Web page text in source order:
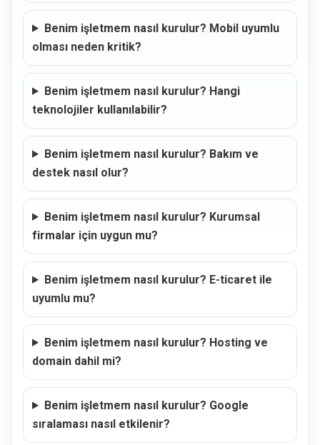
Benim işletmem nasıl kurulur? Mobil uyumlu
olması neden kritik?
Benim işletmem nasıl kurulur? Hangi
teknolojiler kullanılabilir?
Benim işletmem nasıl kurulur? Bakım ve
destek nasıl olur?
Benim işletmem nasıl kurulur? Kurumsal
firmalar için uygun mu?
Benim işletmem nasıl kurulur? E-ticaret ile
uyumlu mu?
Benim işletmem nasıl kurulur? Hosting ve
domain dahil mi?
Benim işletmem nasıl kurulur? Google
sıralaması nasıl etkilenir?